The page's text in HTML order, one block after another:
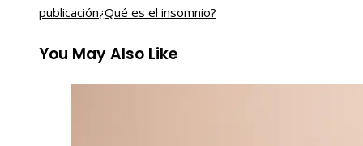
publicación¿Qué es el insomnio?
You May Also Like